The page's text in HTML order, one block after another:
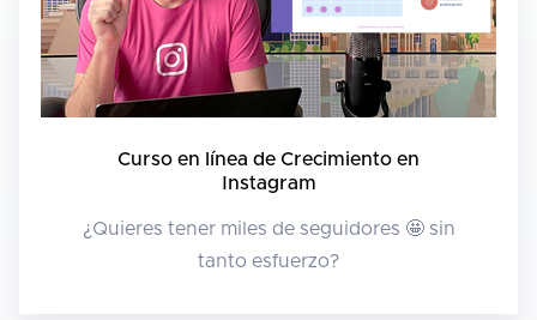
Curso en línea de Crecimiento en
Instagram
¿Quieres tener miles de seguidores 🤩 sin
tanto esfuerzo?